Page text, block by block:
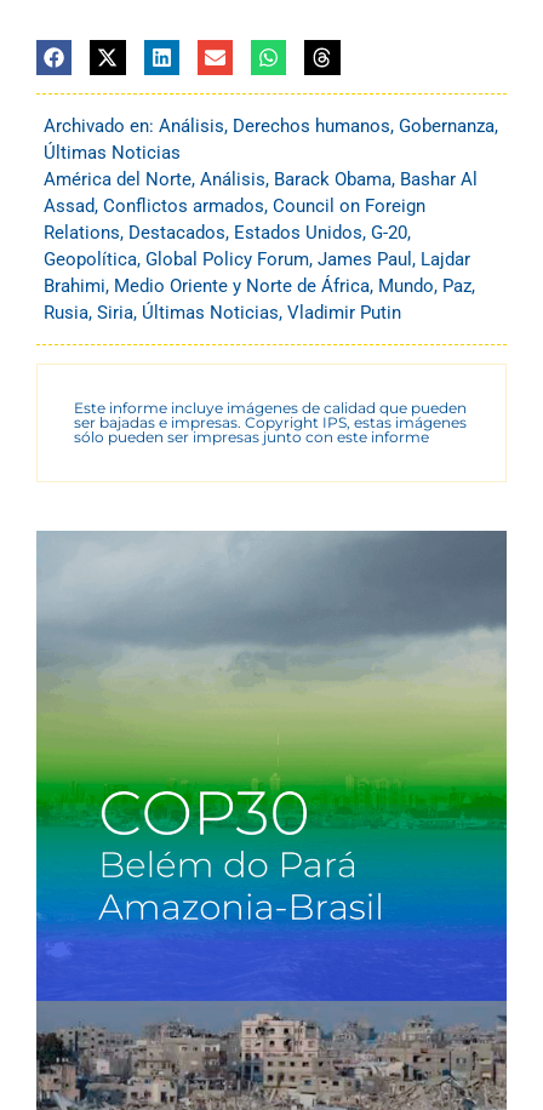
Archivado en: Análisis, Derechos humanos, Gobernanza,
Últimas Noticias
América del Norte, Análisis, Barack Obama, Bashar Al
Assad, Conflictos armados, Council on Foreign
Relations, Destacados, Estados Unidos, G-20,
Geopolítica, Global Policy Forum, James Paul , Lajdar
Brahimi, Medio Oriente y Norte de África, Mundo, Paz,
Rusia, Siria, Últimas Noticias, Vladimir Putin
Este informe incluye imágenes de calidad que pueden
ser bajadas e impresas. Copyright IPS, estas imágenes
sólo pueden ser impresas junto con este informe